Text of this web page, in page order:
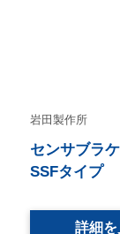
岩田製作所
センサブラ
SSFタイプ
詳細を